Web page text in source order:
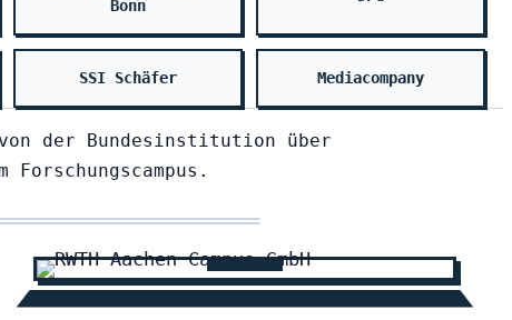
Bonn
SSI Schäfer Mediacompany
der Bundesinstitution über